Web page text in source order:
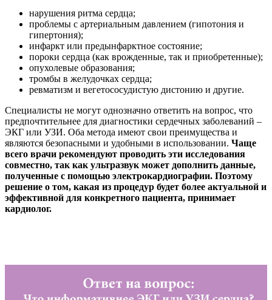
нарушения ритма сердца;
проблемы с артериальным давлением (гипотония и
гипертония);
инфаркт или предынфарктное состояние;
пороки сердца (как врожденные, так и приобретенные);
опухолевые образования;
тромбы в желудочках сердца;
ревматизм и вегетососудистую дистонию и другие.
Специалисты не могут однозначно ответить на вопрос, что
предпочтительнее для диагностики сердечных заболеваний –
ЭКГ или УЗИ. Оба метода имеют свои преимущества и
являются безопасными и удобными в использовании. Чаще
всего врачи рекомендуют проводить эти исследования
совместно, так как ультразвук может дополнить данные,
полученные с помощью электрокардиографии. Поэтому
решение о том, какая из процедур будет более актуальной и
эффективной для конкретного пациента, принимает
кардиолог.